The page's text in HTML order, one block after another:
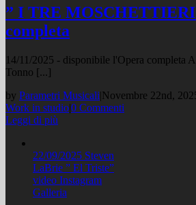
” I TRE
completa
14/11/2025 - disponibile l'Opera completa
Tonno [...]
by Parametri Musicali|Novembre 22nd,
Work in studio|0 Commenti
Leggi di più
22/09/2025 Steven
LaBrie ” El Triste”
video Instagram
Galleria